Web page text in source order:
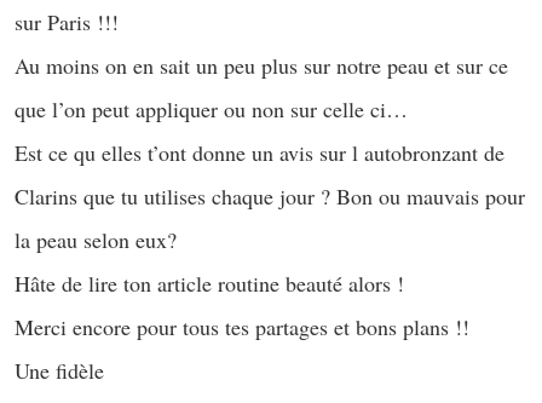
sur Paris !!!
Au moins on en sait un peu plus sur notre peau et sur ce
que l’on peut appliquer ou non sur celle ci…
Est ce qu elles t’ont donne un avis sur l autobronzant de
Clarins que tu utilises chaque jour ? Bon ou mauvais pour
la peau selon eux?
Hâte de lire ton article routine beauté alors !
Merci encore pour tous tes partages et bons plans !!
Une fidèle